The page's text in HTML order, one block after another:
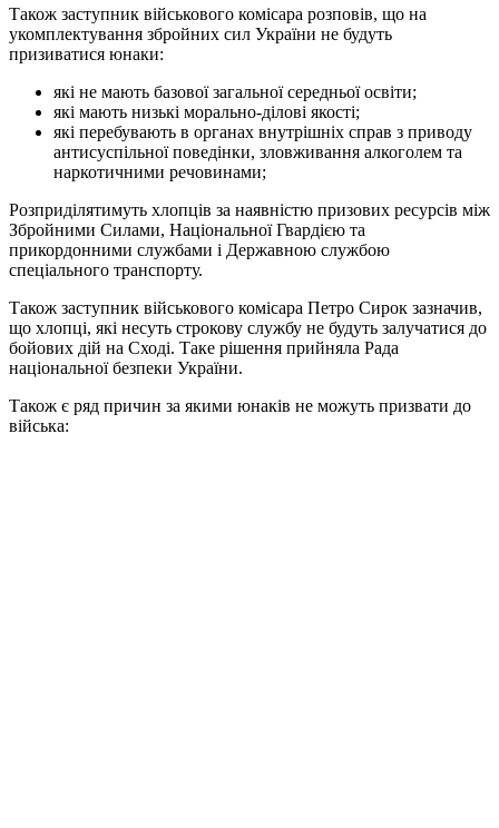
Також заступник військового комісара розповів, що на
укомплектування збройних сил України не будуть
призиватися юнаки:
які не мають базової загальної середньої освіти;
які мають низькі морально-ділові якості;
які перебувають в органах внутрішніх справ з приводу
антисуспільної поведінки, зловживання алкоголем та
наркотичними речовинами;
Розприділятимуть хлопців за наявністю призових ресурсів між
Збройними Силами, Національної Гвардією та
прикордонними службами і Державною службою
спеціального транспорту.
Також заступник військового комісара Петро Сирок зазначив,
що хлопці, які несуть строкову службу не будуть залучатися до
бойових дій на Сході. Таке рішення прийняла Рада
національної безпеки України.
Також є ряд причин за якими юнаків не можуть призвати до
війська: